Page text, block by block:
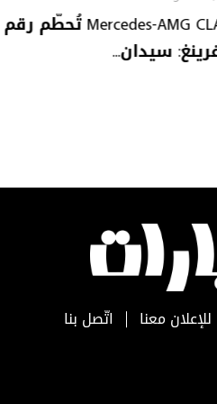
Mercedes-AMG CLA 45 EV تُحطّم رقم
سيدان...
للإعلان معنا اتّصل بنا